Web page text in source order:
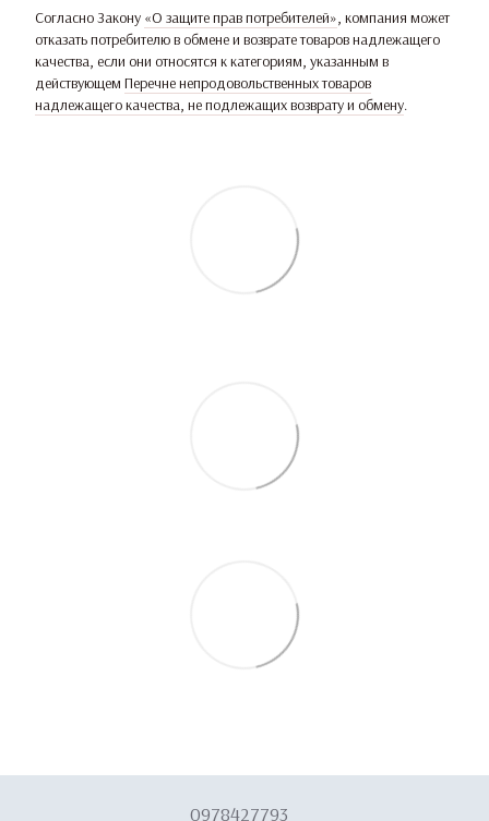
Согласно Закону «О защите прав потребителей», компания может
отказать потребителю в обмене и возврате товаров надлежащего
качества, если они относятся к категориям, указанным в
действующем Перечне непродовольственных товаров
надлежащего качества, не подлежащих возврату и обмену.
0978427793